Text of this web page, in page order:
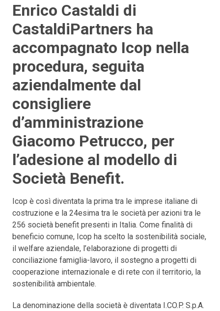
Enrico Castaldi di
CastaldiPartners ha
accompagnato Icop nella
procedura, seguita
aziendalmente dal
consigliere
d’amministrazione
Giacomo Petrucco, per
l’adesione al modello di
Società Benefit.
Icop è così diventata la prima tra le imprese italiane di
costruzione e la 24esima tra le società per azioni tra le
256 società benefit presenti in Italia. Come finalità di
beneficio comune, Icop ha scelto la sostenibilità sociale,
il welfare aziendale, l’elaborazione di progetti di
conciliazione famiglia-lavoro, il sostegno a progetti di
cooperazione internazionale e di rete con il territorio, la
sostenibilità ambientale.
La denominazione della società è diventata I.CO.P. S.p.A.